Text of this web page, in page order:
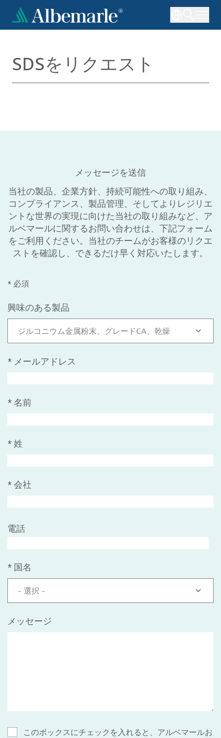
ン
SDSをリクエスト
メッセージを送信
当社の製品、企業方針、持続可能性への取り組み、
コンプライアンス、製品管理、そしてよりレジリエ
ントな世界の実現に向けた当社の取り組みなど、ア
ルベマールに関するお問い合わせは、下記フォーム
をご利用ください。当社のチームがお客様のリクエ
ストを確認し、できるだけ早く対応いたします。
* 必須
興味のある製品
ジルコニウム金属粉末、グレードCA、乾燥
* メールアドレス
* 名前
* 姓
* 会社
電話
* 国名
- 選択 -
メッセージ
このボックスにチェックを入れると、アルベマールお